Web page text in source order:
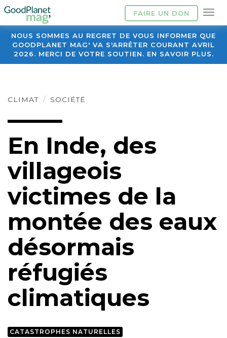
FAIRE UN DON
NOUS SOMMES AU REGRET DE VOUS INFORMER QUE
GOODPLANET MAG' VA S'ARRÊTER COURANT AVRIL
2026. MERCI DE VOTRE SOUTIEN. EN SAVOIR PLUS.
CLIMAT SOCIÉTÉ
En Inde, des
villageois
victimes de la
montée des eaux
désormais
réfugiés
climatiques
CATASTROPHES NATURELLES